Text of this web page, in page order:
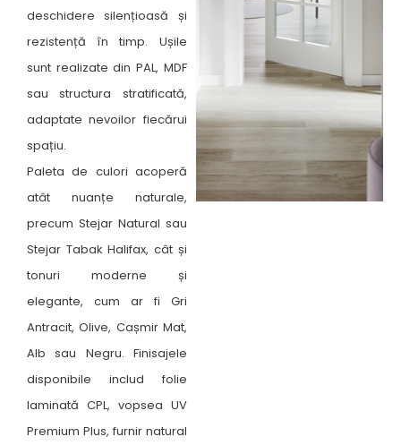
deschidere silențioasă și
rezistență în timp. Ușile
sunt realizate din PAL, MDF
sau structura stratificată,
adaptate nevoilor fiecărui
spațiu.
Paleta de culori acoperă
atât nuanțe naturale,
precum Stejar Natural sau
Stejar Tabak Halifax, cât și
tonuri moderne și
elegante, cum ar fi Gri
Antracit, Olive, Cașmir Mat,
Alb sau Negru. Finisajele
disponibile includ folie
laminată CPL, vopsea UV
Premium Plus, furnir natural